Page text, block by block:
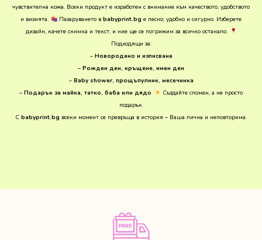
чувствителна кожа. Всеки продукт е изработен с внимание към качеството, удобството
и визията.
Пазаруването вbabyprint.bg е лесно, удобно и сигурно. Изберете
дизайн, качете снимка и текст, и ние ще се погрижим за всичко останало.
Подходящи за:
– Новородено и изписване
– Рожден ден, кръщене, имен ден
– Baby shower, прощъпулник, месечинка
–Подарък за майка, татко, баба или дядо
Създайте спомен, а не просто
подарък.
С babyprint.bg всеки момент се превръща в история – Ваша лична и неповторима.